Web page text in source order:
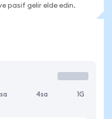
pasif gelir elde edin.
4sa 1G